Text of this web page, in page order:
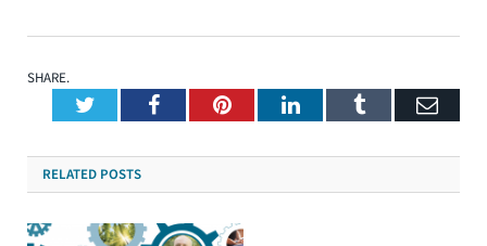
SHARE.
TwitterFacebookPinterestLinkedInTumblr
RELATED POSTS